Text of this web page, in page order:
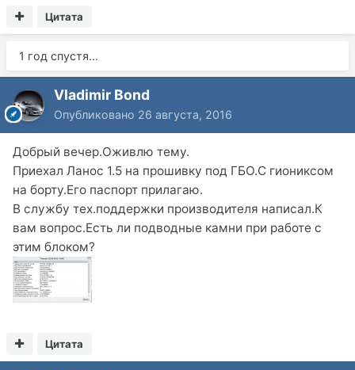
Цитата
1 год спустя...
Vladimir Bond
Опубликовано 26 августа, 2016
Добрый вечер.Оживлю тему.
Приехал Ланос 1.5 на прошивку под ГБО.С гиониксом
на борту.Его паспорт прилагаю.
В службу тех.поддержки производителя написал.К
вам вопрос.Есть ли подводные камни при работе с
этим блоком?
Цитата